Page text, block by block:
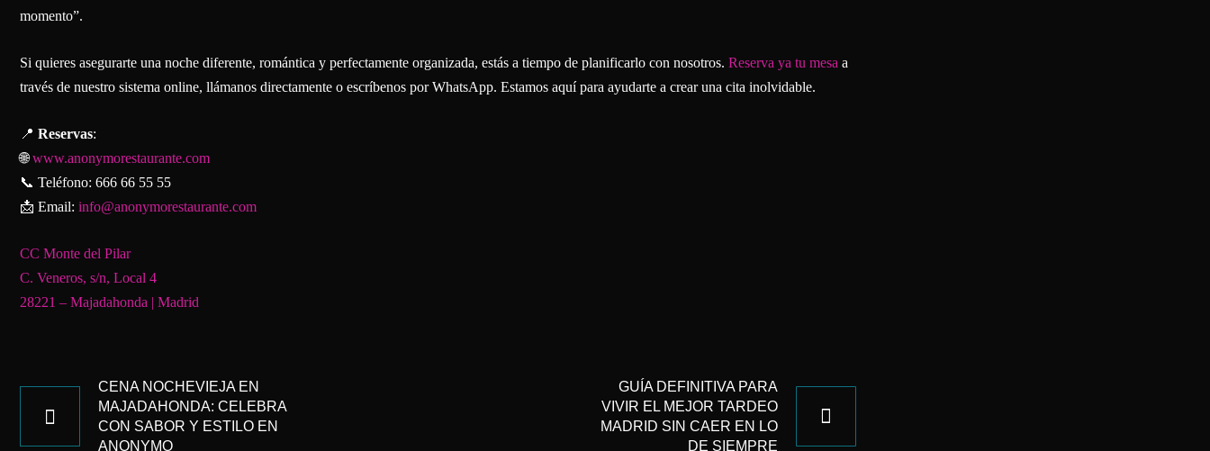
momento”.
Si quieres asegurarte una noche diferente, romántica y perfectamente organizada, estás a tiempo de planificarlo con nosotros. Reserva ya tu mesa a
través de nuestro sistema online, llámanos directamente o escríbenos por WhatsApp. Estamos aquí para ayudarte a crear una cita inolvidable.
📍 Reservas:
🌐www.anonymorestaurante.com
📞 Teléfono: 666 66 55 55
📩 Email: info@anonymorestaurante.com
CC Monte del Pilar
C. Veneros, s/n, Local 4
28221 – Majadahonda | Madrid
DE
ENTRADAS
CENA NOCHEVIEJA EN
MAJADAHONDA: CELEBRA
CON SABOR Y ESTILO EN
ANONYMO
GUÍA DEFINITIVA PARA
VIVIR EL MEJOR TARDEO
MADRID SIN CAER EN LO
DE SIEMPRE